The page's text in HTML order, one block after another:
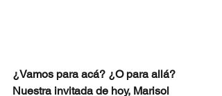
¿Vamos para acá? ¿O para allá?
Nuestra invitada de hoy, Marisol